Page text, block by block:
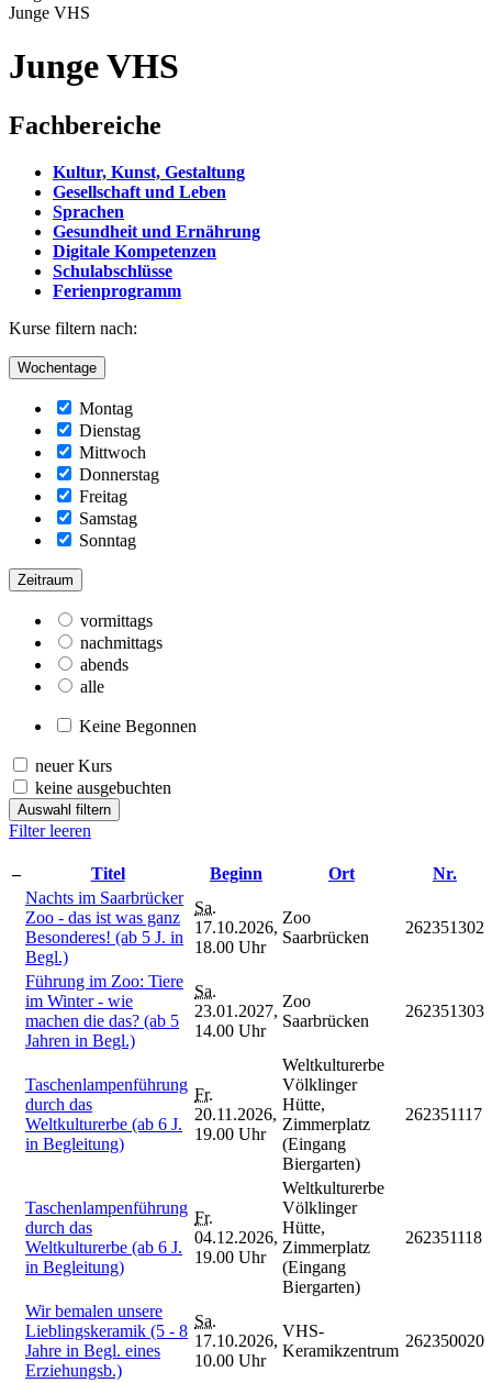
Junge VHS
Junge VHS
Fachbereiche
Kultur, Kunst, Gestaltung
Gesellschaft und Leben
Sprachen
Gesundheit und Ernährung
Digitale Kompetenzen
Schulabschlüsse
Ferienprogramm
Kurse filtern nach:
Wochentage
Montag
Dienstag
Mittwoch
Donnerstag
Freitag
Samstag
Sonntag
Zeitraum
vormittags
nachmittags
abends
alle
Keine Begonnen
neuer Kurs
keine ausgebuchten
Auswahl filtern
Filter leeren
– Titel Beginn Ort
Nr.
Nachts im Saarbrücker
Zoo - das ist was ganz
Besonderes! (ab 5 J. in
Begl.)
Sa.
17.10.2026,
18.00 Uhr
Zoo
Saarbrücken
262351302
Führung im Zoo: Tiere
im Winter - wie
machen die das? (ab 5
Jahren in Begl.)
Sa.
23.01.2027,
14.00 Uhr
Zoo
Saarbrücken
262351303
Taschenlampenführung
durch das
Weltkulturerbe (ab 6 J.
in Begleitung)
Fr.
20.11.2026,
19.00 Uhr
Weltkulturerbe
Völklinger
Hütte,
Zimmerplatz
(Eingang
Biergarten)
262351117
Taschenlampenführung
durch das
Weltkulturerbe (ab 6 J.
in Begleitung)
Fr.
04.12.2026,
19.00 Uhr
Weltkulturerbe
Völklinger
Hütte,
Zimmerplatz
(Eingang
Biergarten)
262351118
Wir bemalen unsere
Lieblingskeramik (5 - 8
Jahre in Begl. eines
Erziehungsb.)
Sa.
17.10.2026,
10.00 Uhr
VHS-
Keramikzentrum
262350020